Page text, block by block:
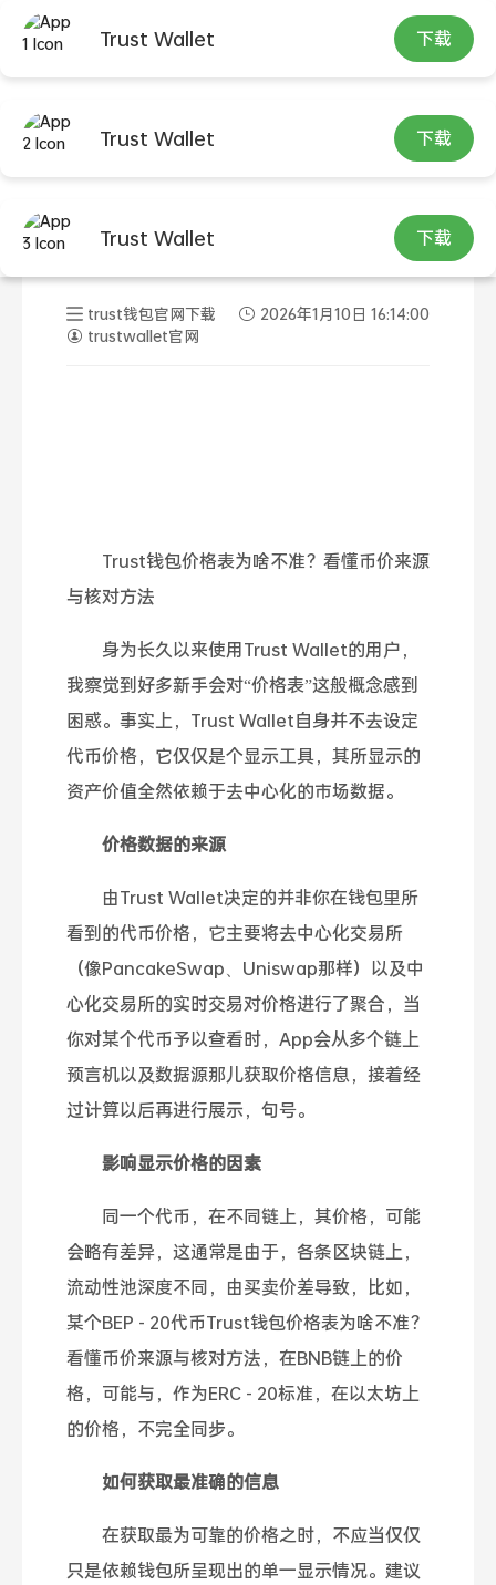
Trust Wallet 下载
Trust Wallet 下载
Trust Wallet 下载
首页
Trust钱包价格表为啥不准？看
懂币价来源与核对方法
trust钱包官网下载
2026年1月10日 16:14:00
trustwallet官网
Trust钱包价格表为啥不准？看懂币价来源
与核对方法
身为长久以来使用Trust Wallet的用户，
我察觉到好多新手会对“价格表”这般概念感到
困惑。事实上，Trust Wallet自身并不去设定
代币价格，它仅仅是个显示工具，其所显示的
资产价值全然依赖于去中心化的市场数据。
价格数据的来源
由Trust Wallet决定的并非你在钱包里所
看到的代币价格，它主要将去中心化交易所
（像PancakeSwap、Uniswap那样）以及中
心化交易所的实时交易对价格进行了聚合，当
你对某个代币予以查看时，App会从多个链上
预言机以及数据源那儿获取价格信息，接着经
过计算以后再进行展示，句号。
影响显示价格的因素
同一个代币，在不同链上，其价格，可能
会略有差异，这通常是由于，各条区块链上，
流动性池深度不同，由买卖价差导致，比如，
某个BEP - 20代币Trust钱包价格表为啥不准？
看懂币价来源与核对方法，在BNB链上的价
格，可能与，作为ERC - 20标准，在以太坊上
的价格，不完全同步。
如何获取最准确的信息
在获取最为可靠的价格之时，不应当仅仅
只是依赖钱包所呈现出的单一显示情况。建议